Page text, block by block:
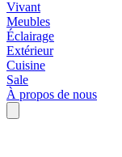
Vivant
Meubles
Éclairage
Extérieur
Cuisine
Sale
À propos de nous